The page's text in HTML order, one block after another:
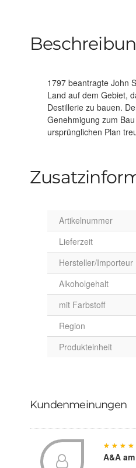
1797 beantragte John
Land auf dem Gebiet,
Destillerie zu bauen.
Genehmigung zum
ursprünglichen Plan
1979 heißt die
ausgezeichneter
rauchigen Ausdruck der
getorfte Ledaig nicht
Artikelnummer
Lieferzeit
Hersteller/Importeur
Alkoholgehalt
mit Farbstoff
Region
Produkteinheit
Kundenmeinungen
★ ★ ★ ★
★ ★ ★ ★
A&A